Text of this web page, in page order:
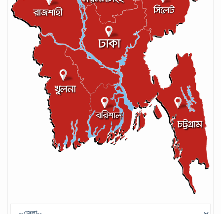
সেপ্টেম্বর ১৭, ২০২৪
লঙ্কান কোচকে ২০ বছরের জন্য নিষিদ্ধ ঘোষণা
সেপ্টেম্বর ২০, ২০২৪
গণপরিবহনে সেবার মান বাড়ানোর দাবি ইমনের
সেপ্টেম্বর ১৩, ২০২৪
ট্রাম্প প্রশাসন ছাড়ার ঘোষণা ধনকুবের ইলন